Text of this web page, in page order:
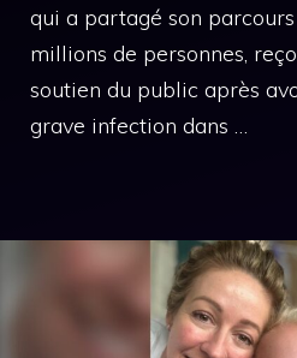
qui a partagé son
millions de personnes,
soutien du public après
grave infection dans …